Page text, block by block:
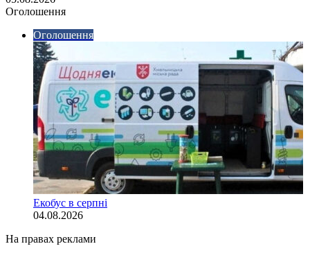
Оголошення
Оголошення
Екобус в серпні
04.08.2026
На правах реклами